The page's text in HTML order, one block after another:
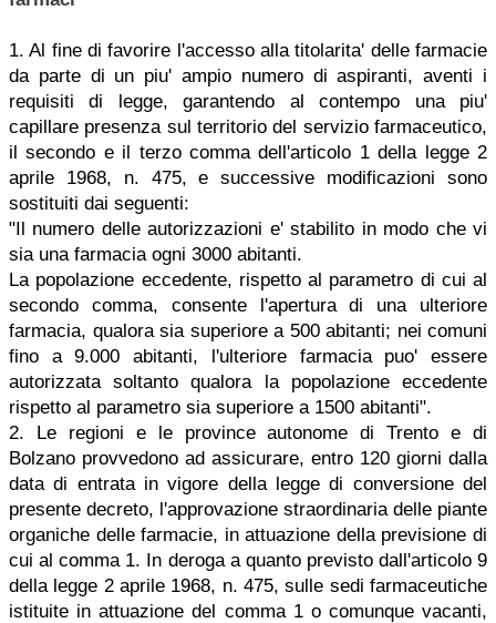
1. Al fine di favorire l'accesso alla titolarita' delle farmacie
da parte di un piu' ampio numero di aspiranti, aventi i
requisiti di legge, garantendo al contempo una piu'
capillare presenza sul territorio del servizio farmaceutico,
il secondo e il terzo comma dell'articolo 1 della legge 2
aprile 1968, n. 475, e successive modificazioni sono
sostituiti dai seguenti:
"Il numero delle autorizzazioni e' stabilito in modo che vi
sia una farmacia ogni 3000 abitanti.
La popolazione eccedente, rispetto al parametro di cui al
secondo comma, consente l'apertura di una ulteriore
farmacia, qualora sia superiore a 500 abitanti; nei comuni
fino a 9.000 abitanti, l'ulteriore farmacia puo' essere
autorizzata soltanto qualora la popolazione eccedente
rispetto al parametro sia superiore a 1500 abitanti".
2. Le regioni e le province autonome di Trento e di
Bolzano provvedono ad assicurare, entro 120 giorni dalla
data di entrata in vigore della legge di conversione del
presente decreto, l'approvazione straordinaria delle piante
organiche delle farmacie, in attuazione della previsione di
cui al comma 1. In deroga a quanto previsto dall'articolo 9
della legge 2 aprile 1968, n. 475, sulle sedi farmaceutiche
istituite in attuazione del comma 1 o comunque vacanti,